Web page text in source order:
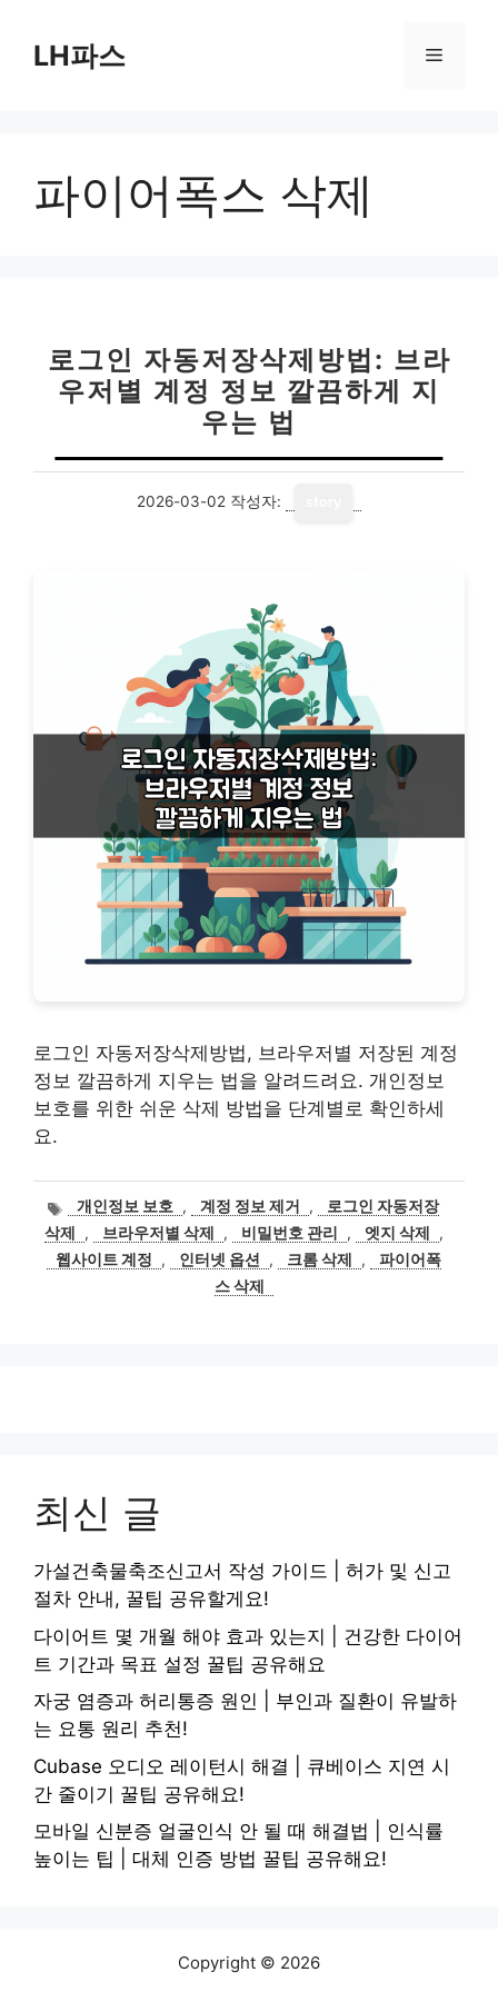
LH파스 메
파이어폭스 삭제
로그인 자동저장삭제방법: 브라
우저별 계정 정보 깔끔하게 지
우는 법
2026-03-02 작성자:
로그인 자동저장삭제방법, 브라우저별 저장된 계정
정보 깔끔하게 지우는 법을 알려드려요. 개인정보
보호를 위한 쉬운 삭제 방법을 단계별로 확인하세
요.
태
그
개인정보 보호 , 계정 정보 제거 ,
로그인 자동저장
삭제
, 브라우저별 삭제 , 비밀번호 관리 , 엣지 삭제
,
웹사이트 계정
, 인터넷 옵션 , 크롬 삭제 ,
파이어폭
스 삭제
최신 글
가설건축물축조신고서 작성 가이드 | 허가 및 신고
절차 안내, 꿀팁 공유할게요!
다이어트 몇 개월 해야 효과 있는지 | 건강한 다이어
트 기간과 목표 설정 꿀팁 공유해요
자궁 염증과 허리통증 원인 | 부인과 질환이 유발하
는 요통 원리 추천!
Cubase 오디오 레이턴시 해결 | 큐베이스 지연 시
간 줄이기 꿀팁 공유해요!
모바일 신분증 얼굴인식 안 될 때 해결법 | 인식률
높이는 팁 | 대체 인증 방법 꿀팁 공유해요!
Copyright © 2026